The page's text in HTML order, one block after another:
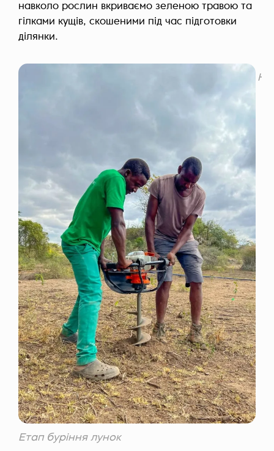
навколо рослин вкриваємо зеленою травою та
гілками кущів, скошеними під час підготовки
ділянки.
Етап буріння лунок